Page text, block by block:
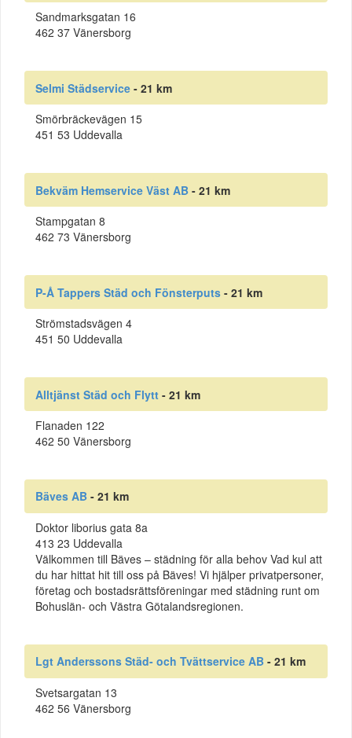
Sandmarksgatan 16
462 37 Vänersborg
Selmi Städservice - 21 km
Smörbräckevägen 15
451 53 Uddevalla
Bekväm Hemservice Väst AB - 21 km
Stampgatan 8
462 73 Vänersborg
P-Å Tappers Städ och Fönsterputs - 21 km
Strömstadsvägen 4
451 50 Uddevalla
Alltjänst Städ och Flytt - 21 km
Flanaden 122
462 50 Vänersborg
Bäves AB - 21 km
Doktor liborius gata 8a
413 23 Uddevalla
Välkommen till Bäves – städning för alla behov Vad kul att
du har hittat hit till oss på Bäves! Vi hjälper privatpersoner,
företag och bostadsrättsföreningar med städning runt om
Bohuslän- och Västra Götalandsregionen.
Lgt Anderssons Städ- och Tvättservice AB - 21 km
Svetsargatan 13
462 56 Vänersborg